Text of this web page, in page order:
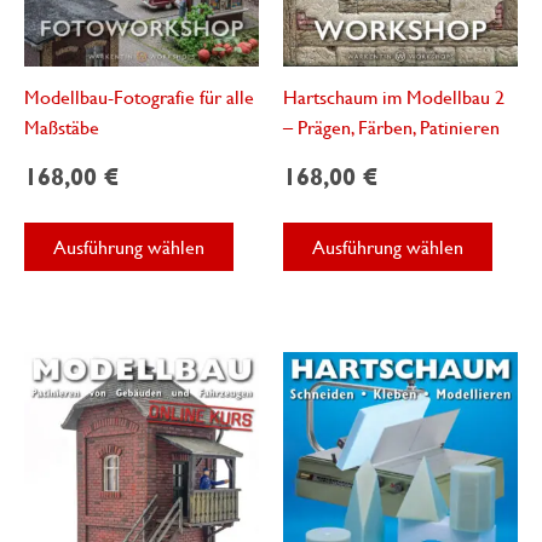
Modellbau-Fotografie für alle
Maßstäbe
168,00 €
Ausführung wählen
Dieses
Varianten
auf.
Die
Optionen
können
auf
der
Hartschaum im Modellbau 2
– Prägen, Färben, Patinieren
168,00 €
Ausführung wählen
auf.
Die
auf
der